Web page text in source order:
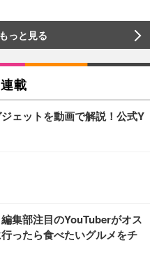
っと見る
載
ェットを動画で解説！公式Y
集部注目のYouTuberがオス
ったら食べたいグルメをチ